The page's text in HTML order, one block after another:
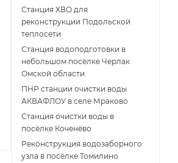
Станция ХВО для
реконструкции Подольской
теплосети
Станция водоподготовки в
небольшом посёлке Черлак
Омской области
ПНР станции очистки воды
АКВАФЛОУ в селе Мраково
Станция очистки воды в
посёлке Коченёво
Реконструкция водозаборного
узла в посёлке Томилино